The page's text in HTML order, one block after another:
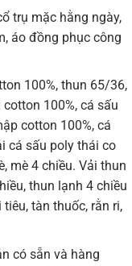
trụ mặc hằng ngày,
áo đồng phục công
100%, thun 65/36,
100%, cá sấu
cotton 100%, cá
cá sấu poly thái co
mè 4 chiều. Vải thun
thun lạnh 4 chiều
tàn thuốc, rằn ri,
có sẵn và hàng